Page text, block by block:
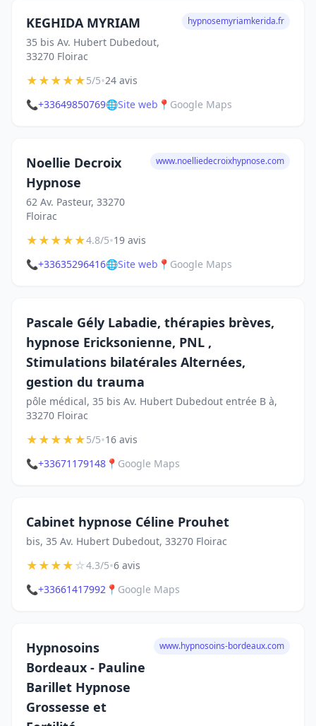
KEGHIDA MYRIAM
35 bis Av. Hubert Dubedout,
33270 Floirac
hypnosemyriamkerida.fr
★★★★★5/5•24 avis
📞+33649850769🌐Site web 📍 Google Maps
Noellie Decroix
Hypnose
62 Av. Pasteur, 33270
Floirac
www.noelliedecroixhypnose.com
★★★★★4.8/5•19 avis
📞+33635296416🌐Site web 📍 Google Maps
Pascale Gély Labadie, thérapies brèves,
hypnose Ericksonienne, PNL ,
Stimulations bilatérales Alternées,
gestion du trauma
pôle médical, 35 bis Av. Hubert Dubedout entrée B à,
33270 Floirac
★★★★★5/5•16 avis
📞+33671179148 📍 Google Maps
Cabinet hypnose Céline Prouhet
bis, 35 Av. Hubert Dubedout, 33270 Floirac
★★★★☆4.3/5•6 avis
📞+33661417992 📍 Google Maps
Hypnosoins
Bordeaux - Pauline
Barillet Hypnose
Grossesse et
www.hypnosoins-bordeaux.com